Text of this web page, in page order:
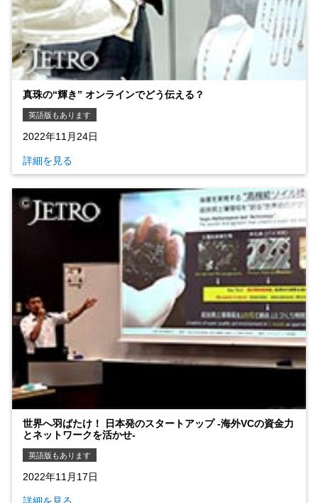
真珠の“輝き” オンラインでどう伝える？
英語版もあります
2022年11月24日
詳細を見る
世界へ羽ばたけ！ 日本発のスタートアップ ‐海外VCの資金力
とネットワークを活かせ‐
英語版もあります
2022年11月17日